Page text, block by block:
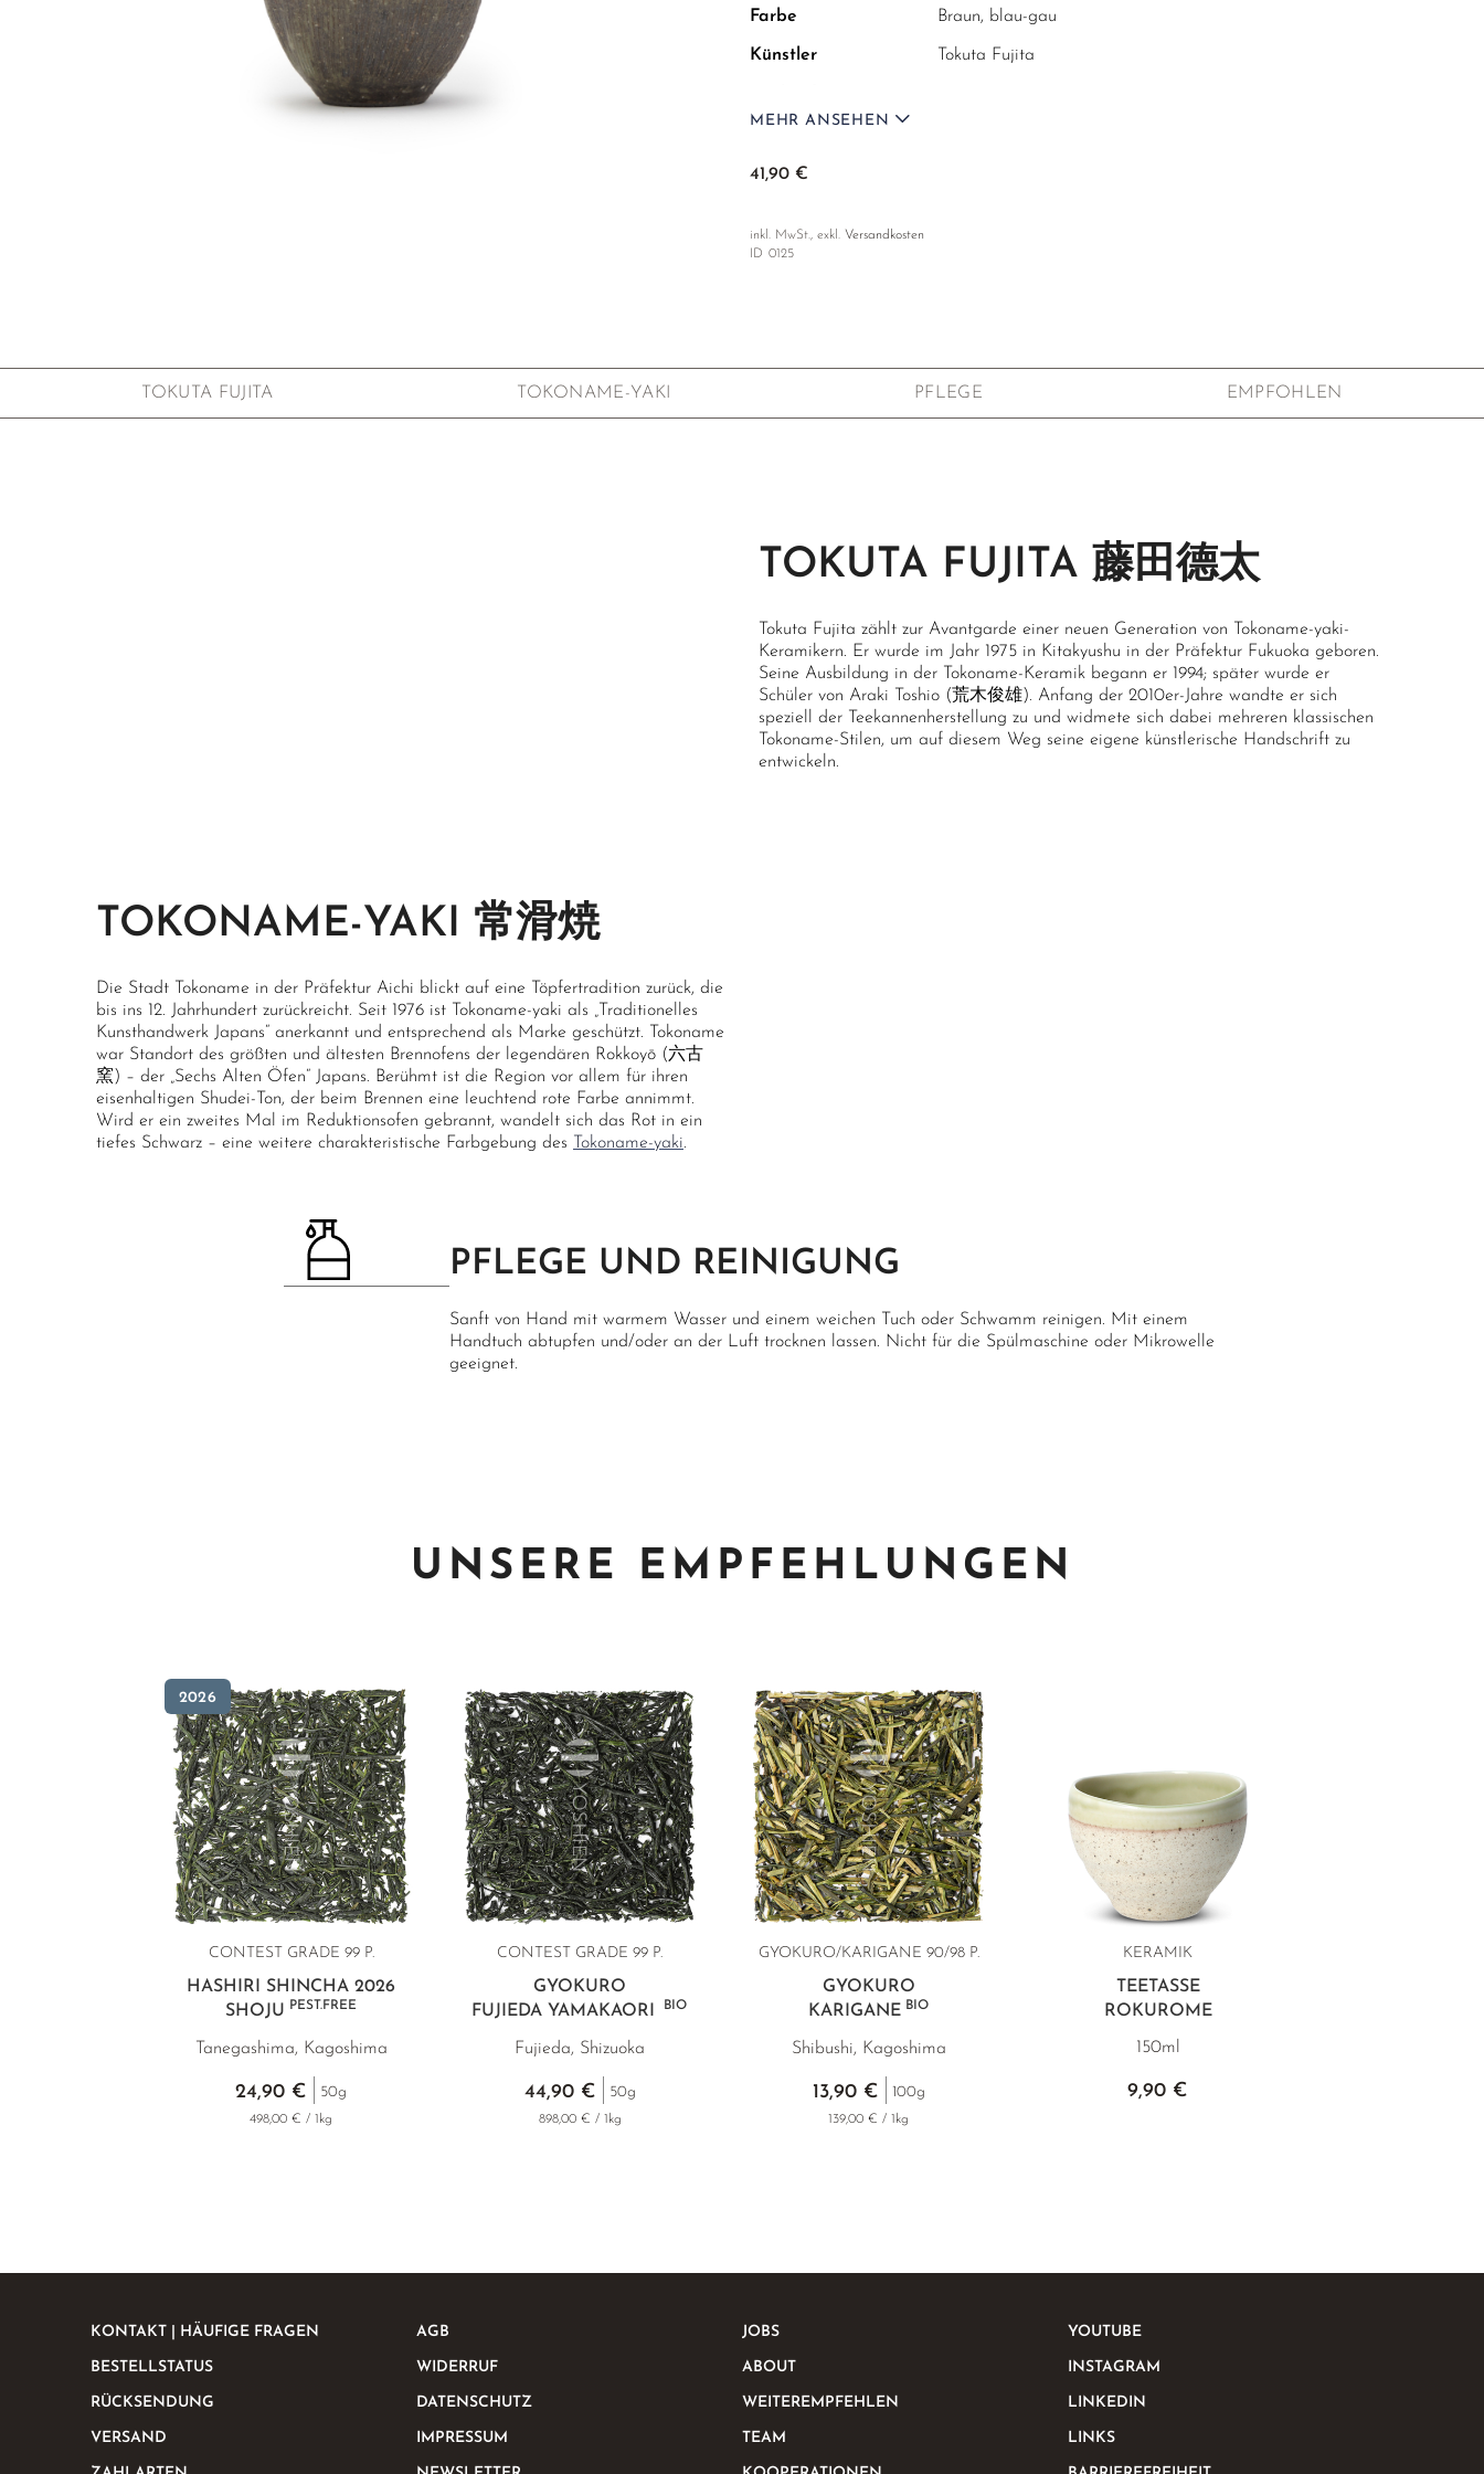
Farbe Braun, blau-gau
Künstler Tokuta Fujita
Größe
Verzierungen
Jedes Stück ist ein handgefertigtes Unikat, weshalb Größe und Farbe leicht
voneinander abweichen können
MEHR ANSEHEN
41,90 €
inkl. MwSt., exkl. Versandkosten
ID 0125
TOKUTA FUJITA TOKONAME-YAKI PFLEGE EMPFOHLEN
TOKUTA FUJITA 藤田德太
Tokuta Fujita zählt zur Avantgarde einer neuen Generation von Tokoname-yaki-
Keramikern. Er wurde im Jahr 1975 in Kitakyushu in der Präfektur Fukuoka geboren.
Seine Ausbildung in der Tokoname-Keramik begann er 1994; später wurde er
Schüler von Araki Toshio (荒木俊雄). Anfang der 2010er-Jahre wandte er sich
speziell der Teekannenherstellung zu und widmete sich dabei mehreren klassischen
Tokoname-Stilen, um auf diesem Weg seine eigene künstlerische Handschrift zu
entwickeln.
TOKONAME-YAKI 常滑焼
Die Stadt Tokoname in der Präfektur Aichi blickt auf eine Töpfertradition zurück, die
bis ins 12. Jahrhundert zurückreicht. Seit 1976 ist Tokoname-yaki als „Traditionelles
Kunsthandwerk Japans“ anerkannt und entsprechend als Marke geschützt. Tokoname
war Standort des größten und ältesten Brennofens der legendären Rokkoyō (六古
窯) – der „Sechs Alten Öfen“ Japans. Berühmt ist die Region vor allem für ihren
eisenhaltigen Shudei-Ton, der beim Brennen eine leuchtend rote Farbe annimmt.
Wird er ein zweites Mal im Reduktionsofen gebrannt, wandelt sich das Rot in ein
tiefes Schwarz – eine weitere charakteristische Farbgebung des
Tokoname-yaki.
PFLEGE UND REINIGUNG
Sanft von Hand mit warmem Wasser und einem weichen Tuch oder Schwamm reinigen. Mit einem
Handtuch abtupfen und/oder an der Luft trocknen lassen. Nicht für die Spülmaschine oder Mikrowelle
geeignet.
UNSERE EMPFEHLUNGEN
2026
CONTEST GRADE 99 P.
HASHIRI SHINCHA 2026
SHOJU PEST.FREE
Tanegashima, Kagoshima
24,90 € 50g
498,00 € / 1kg
CONTEST GRADE99 P.
GYOKURO
FUJIEDA YAMAKAORI
BIO
Fujieda, Shizuoka
44,90 € 50g
898,00 € / 1kg
GYOKURO/KARIGANE 90/98 P.
GYOKURO
KARIGANE BIO
Shibushi, Kagoshima
13,90 € 100g
139,00 € / 1kg
KERAMIK
TEETASSE
ROKUROME
150ml
9,90 €
KONTAKT | HÄUFIGE FRAGEN
BESTELLSTATUS
RÜCKSENDUNG
VERSAND
AGB
WIDERRUF
DATENSCHUTZ
IMPRESSUM
JOBS
ABOUT
WEITEREMPFEHLEN
TEAM
YOUTUBE
INSTAGRAM
LINKEDIN
LINKS